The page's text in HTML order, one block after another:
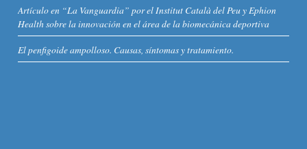
Artículo en “La Vanguardia” por el Institut Català del Peu y Ephion
Health sobre la innovación en el área de la biomecánica deportiva
El penfigoide ampolloso. Causas, síntomas y tratamiento.